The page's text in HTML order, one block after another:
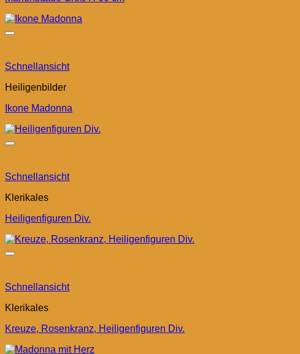
Schnellansicht
Heiligenbilder
Ikone Madonna
Schnellansicht
Klerikales
Heiligenfiguren Div.
Schnellansicht
Klerikales
Kreuze, Rosenkranz, Heiligenfiguren Div.